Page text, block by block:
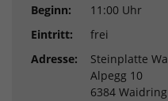
Beginn:
11:00 Uhr
Eintritt:
frei
Adresse:
Steinplatte
Alpegg 10
6384 Waidring